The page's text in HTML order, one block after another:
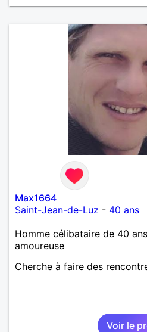
Max1664
Saint-Jean-de-Luz - 40 ans
Homme célibataire de 40
amoureuse
Cherche à faire des
Voir le